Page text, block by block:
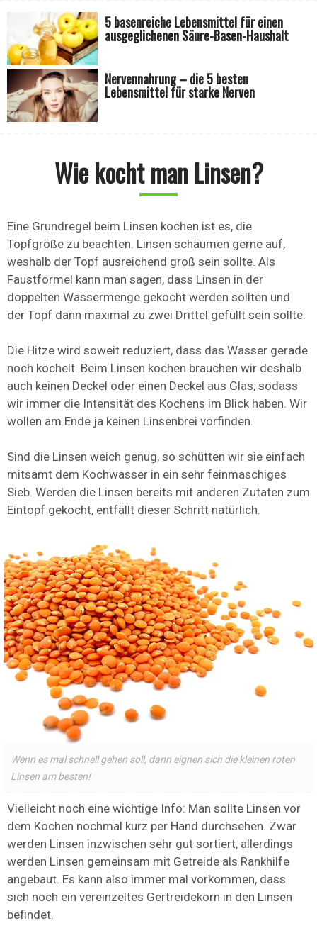
5 basenreiche Lebensmittel für einen
ausgeglichenen Säure-Basen-Haushalt
Nervennahrung – die 5 besten
Lebensmittel für starke Nerven
Wie kocht man Linsen?
Eine Grundregel beim Linsen kochen ist es, die
Topfgröße zu beachten. Linsen schäumen gerne auf,
weshalb der Topf ausreichend groß sein sollte. Als
Faustformel kann man sagen, dass Linsen in der
doppelten Wassermenge gekocht werden sollten und
der Topf dann maximal zu zwei Drittel gefüllt sein sollte.
Die Hitze wird soweit reduziert, dass das Wasser gerade
noch köchelt. Beim Linsen kochen brauchen wir deshalb
auch keinen Deckel oder einen Deckel aus Glas, sodass
wir immer die Intensität des Kochens im Blick haben. Wir
wollen am Ende ja keinen Linsenbrei vorfinden.
Sind die Linsen weich genug, so schütten wir sie einfach
mitsamt dem Kochwasser in ein sehr feinmaschiges
Sieb. Werden die Linsen bereits mit anderen Zutaten zum
Eintopf gekocht, entfällt dieser Schritt natürlich.
Wenn es mal schnell gehen soll, dann eignen sich die kleinen roten
Linsen am besten!
Vielleicht noch eine wichtige Info: Man sollte Linsen vor
dem Kochen nochmal kurz per Hand durchsehen. Zwar
werden Linsen inzwischen sehr gut sortiert, allerdings
werden Linsen gemeinsam mit Getreide als Rankhilfe
angebaut. Es kann also immer mal vorkommen, dass
sich noch ein vereinzeltes Gertreidekorn in den Linsen
befindet.